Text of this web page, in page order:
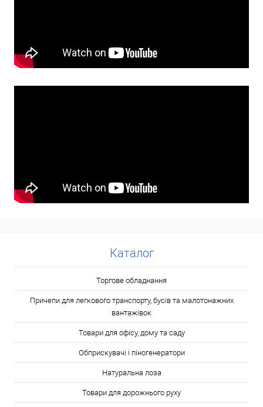
Каталог
Торгове обладнання
Причепи для легкового транспорту, бусів та малотонажних
вантажівок
Товари для офісу, дому та саду
Обприскувачі і піногенератори
Натуральна лоза
Товари для дорожнього руху